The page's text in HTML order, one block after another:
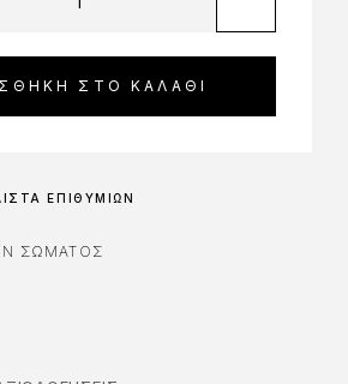
ΣΤΟ ΚΑΛΆΘΙ
ΕΠΙΘΥΜΙΏΝ
ΣΏΜΑΤΟΣ